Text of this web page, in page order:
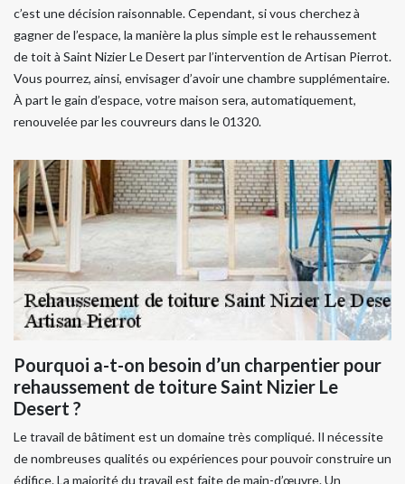
c’est une décision raisonnable. Cependant, si vous cherchez à
gagner de l’espace, la manière la plus simple est le rehaussement
de toit à Saint Nizier Le Desert par l’intervention de Artisan Pierrot.
Vous pourrez, ainsi, envisager d’avoir une chambre supplémentaire.
À part le gain d’espace, votre maison sera, automatiquement,
renouvelée par les couvreurs dans le 01320.
Pourquoi a-t-on besoin d’un charpentier pour
rehaussement de toiture Saint Nizier Le
Desert ?
Le travail de bâtiment est un domaine très compliqué. Il nécessite
de nombreuses qualités ou expériences pour pouvoir construire un
édifice. La majorité du travail est faite de main-d’œuvre. Un